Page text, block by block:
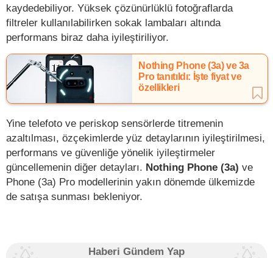
kaydedebiliyor. Yüksek çözünürlüklü fotoğraflarda
filtreler kullanılabilirken sokak lambaları altında
performans biraz daha iyileştiriliyor.
Nothing Phone (3a) ve 3a
Pro tanıtıldı: İşte fiyat ve
özellikleri
Yine telefoto ve periskop sensörlerde titremenin
azaltılması, özçekimlerde yüz detaylarının iyileştirilmesi,
performans ve güvenliğe yönelik iyileştirmeler
güncellemenin diğer detayları. Nothing Phone (3a) ve
Phone (3a) Pro modellerinin yakın dönemde ülkemizde
de satışa sunması bekleniyor.
Haberi Gündem Yap